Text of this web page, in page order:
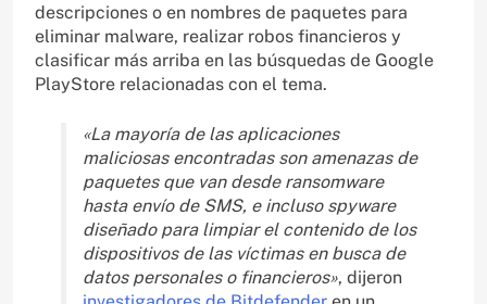
descripciones o en nombres de paquetes para
eliminar malware, realizar robos financieros y
clasificar más arriba en las búsquedas de Google
PlayStore relacionadas con el tema.
«La mayoría de las aplicaciones
maliciosas encontradas son amenazas de
paquetes que van desde ransomware
hasta envío de SMS, e incluso spyware
diseñado para limpiar el contenido de los
dispositivos de las víctimas en busca de
datos personales o financieros», dijeron